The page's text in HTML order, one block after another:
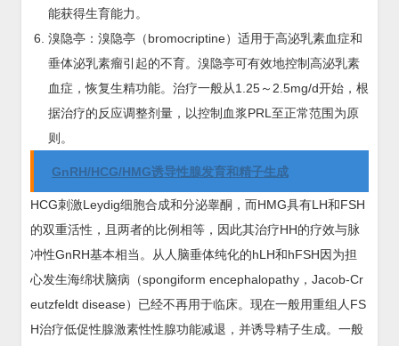
能获得生育能力。
溴隐亭：溴隐亭（bromocriptine）适用于高泌乳素血症和
垂体泌乳素瘤引起的不育。溴隐亭可有效地控制高泌乳素
血症，恢复生精功能。治疗一般从1.25～2.5mg/d开始，根
据治疗的反应调整剂量，以控制血浆PRL至正常范围为原
则。
GnRH/HCG/HMG诱导性腺发育和精子生成
HCG刺激Leydig细胞合成和分泌睾酮，而HMG具有LH和FSH
的双重活性，且两者的比例相等，因此其治疗HH的疗效与脉
冲性GnRH基本相当。从人脑垂体纯化的hLH和hFSH因为担
心发生海绵状脑病（spongiform encephalopathy，Jacob-Cr
eutzfeldt disease）已经不再用于临床。现在一般用重组人FS
H治疗低促性腺激素性性腺功能减退，并诱导精子生成。一般